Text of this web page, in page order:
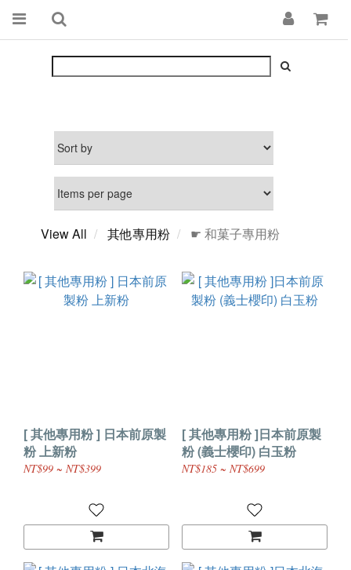
View All 其他專用粉 ☛ 和菓子專用粉
[ 其他專用粉 ] 日本前原製
粉 上新粉
NT$99 ~ NT$399
[ 其他專用粉 ]日本前原製
粉 (義士櫻印) 白玉粉
NT$185 ~ NT$699